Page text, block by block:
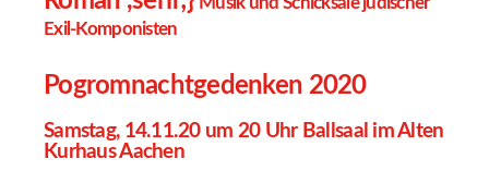
Exil-Komponisten
Pogromnachtgedenken 2020
Samstag, 14.11.20 um 20 Uhr Ballsaal im Alten
Kurhaus Aachen